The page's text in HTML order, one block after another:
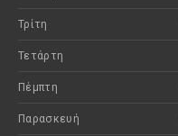
Τρίτη
Τετάρτη
Πέμπτη
Παρασκευή